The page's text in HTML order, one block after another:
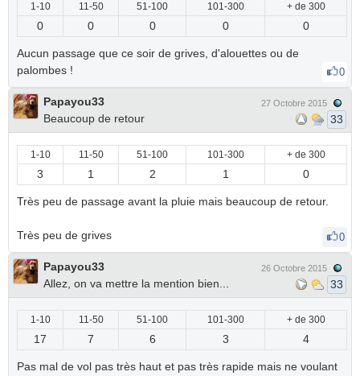
1-10 11-50 51-100 101-300 + de 300
0 0 0 0 0
Aucun passage que ce soir de grives, d'alouettes ou de
palombes !
0
Papayou33
Beaucoup de retour
27 Octobre 2015
33
1-10 11-50 51-100 101-300 + de 300
3 1 2 1 0
Très peu de passage avant la pluie mais beaucoup de retour.
Très peu de grives 0
Papayou33
Allez, on va mettre la mention bien...
26 Octobre 2015
33
1-10 11-50 51-100 101-300 + de 300
17 7 6 3 4
Pas mal de vol pas très haut et pas très rapide mais ne voulant